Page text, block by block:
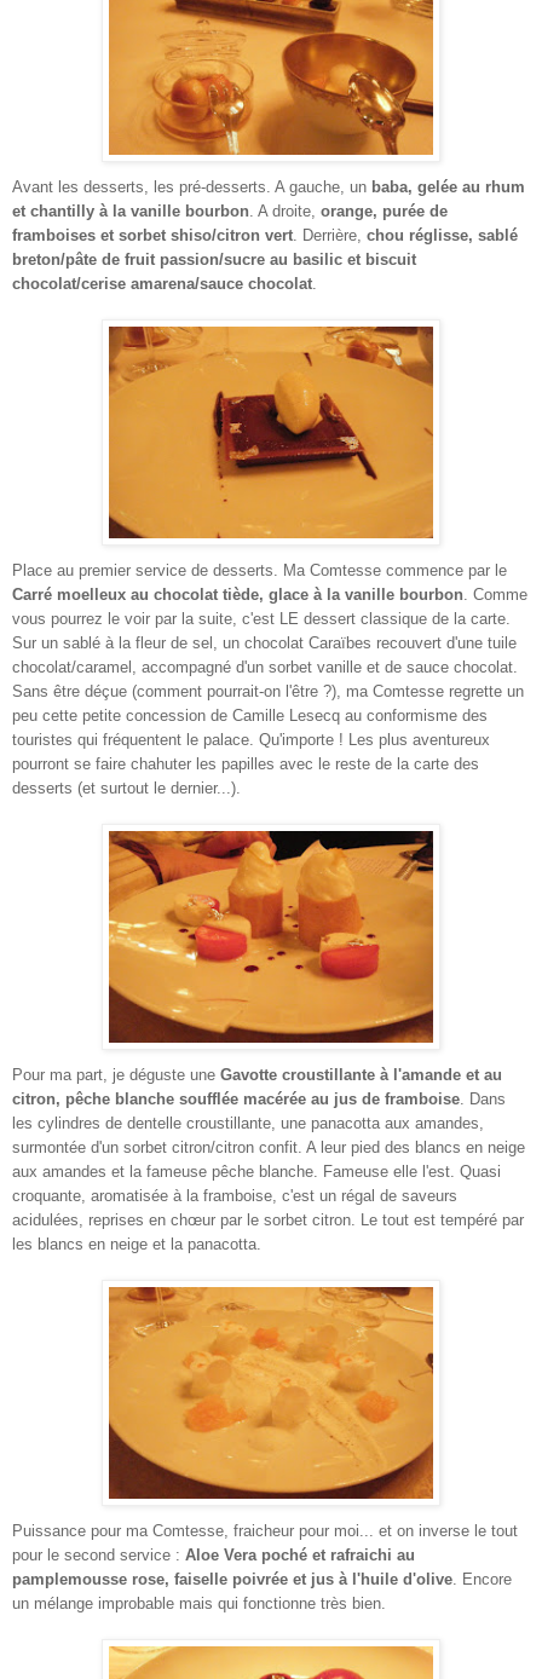
Avant les desserts, les pré-desserts. A gauche, un baba, gelée au rhum
et chantilly à la vanille bourbon . A droite, orange, purée de
framboises et sorbet shiso/citron vert . Derrière, chou réglisse, sablé
breton/pâte de fruit passion/sucre au basilic et biscuit
chocolat/cerise amarena/sauce chocolat
Place au premier service de desserts. Ma Comtesse commence par le
Carré moelleux au chocolat tiède, glace à la vanille bourbon . Comme
vous pourrez le voir par la suite, c'est LE dessert classique de la carte.
Sur un sablé à la fleur de sel, un chocolat Caraïbes recouvert d'une tuile
chocolat/caramel, accompagné d'un sorbet vanille et de sauce chocolat.
Sans être déçue (comment pourrait-on l'être ?), ma Comtesse regrette un
peu cette petite concession de Camille Lesecq au conformisme des
touristes qui fréquentent le palace. Qu'importe ! Les plus aventureux
pourront se faire chahuter les papilles avec le reste de la carte des
desserts (et surtout le dernier...).
Pour ma part, je déguste une Gavotte croustillante à l'amande et au
citron, pêche blanche soufflée macérée au jus de framboise . Dans
les cylindres de dentelle croustillante, une panacotta aux amandes,
surmontée d'un sorbet citron/citron confit. A leur pied des blancs en neige
aux amandes et la fameuse pêche blanche. Fameuse elle l'est. Quasi
croquante, aromatisée à la framboise, c'est un régal de saveurs
acidulées, reprises en chœur par le sorbet citron. Le tout est tempéré par
les blancs en neige et la panacotta.
Puissance pour ma Comtesse, fraicheur pour moi... et on inverse le tout
pour le second service : Aloe Vera poché et rafraichi au
pamplemousse rose, faiselle poivrée et jus à l'huile d'olive . Encore
un mélange improbable mais qui fonctionne très bien.